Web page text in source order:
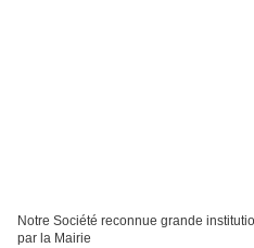
Notre Société reconnue grande
par la Mairie